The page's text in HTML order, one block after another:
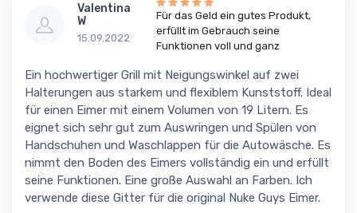
Valentina
W
15.09.2022
Für das Geld ein gutes Produkt,
erfüllt im Gebrauch seine
Funktionen voll und ganz
Ein hochwertiger Grill mit Neigungswinkel auf zwei
Halterungen aus starkem und flexiblem Kunststoff. Ideal
für einen Eimer mit einem Volumen von 19 Litern. Es
eignet sich sehr gut zum Auswringen und Spülen von
Handschuhen und Waschlappen für die Autowäsche. Es
nimmt den Boden des Eimers vollständig ein und erfüllt
seine Funktionen. Eine große Auswahl an Farben. Ich
verwende diese Gitter für die original Nuke Guys Eimer.